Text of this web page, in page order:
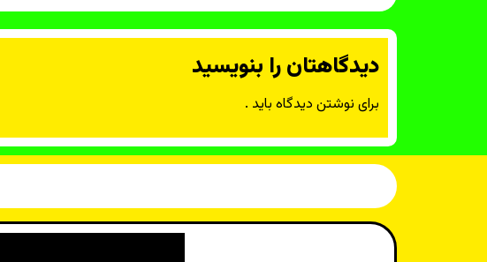
دیدگاهتان را بنویسید
برای نوشتن دیدگاه باید .